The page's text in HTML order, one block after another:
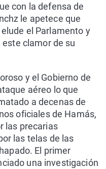
con la defensa de
le apetece que
el Parlamento y
este clamor de su
y el Gobierno de
aéreo lo que
a decenas de
oficiales de Hamás,
las precarias
las telas de las
El primer
una investigación